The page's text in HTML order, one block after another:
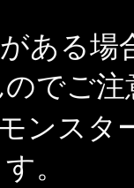
ある場
でご
ンスタ
。